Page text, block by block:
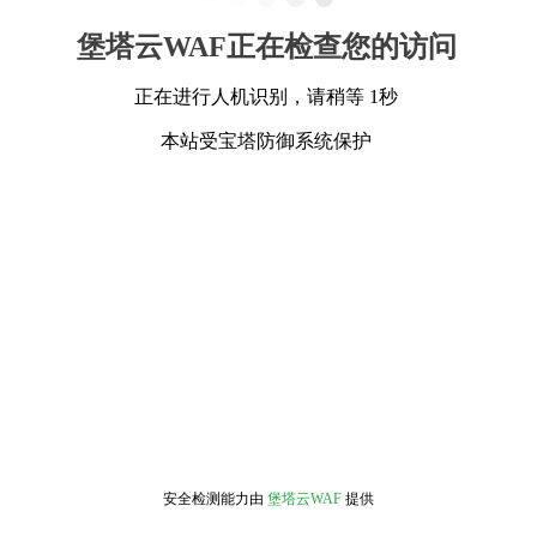
堡塔云WAF正在检查您的访问
正在进行人机识别，请稍等 1秒
本站受宝塔防御系统保护
安全检测能力由 堡塔云WAF 提供